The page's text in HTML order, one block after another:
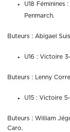
U18 Féminines
Penmarch.
Buteurs : Abigael
U16 : Victoire
Buteurs : Lenny
U15 : Victoire
Buteurs : William
Caro.